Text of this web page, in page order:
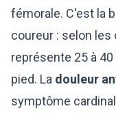
fémorale. C'est la
coureur : selon
représente 25 à
pied. La douleur
symptôme